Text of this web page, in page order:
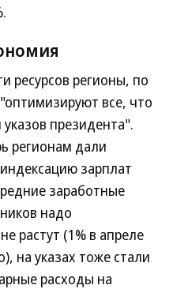
ресурсов регионы, по
все, что
президента".
регионам дали
зарплат
заработные
надо
растут (1% в апреле
на указах тоже стали
расходы на